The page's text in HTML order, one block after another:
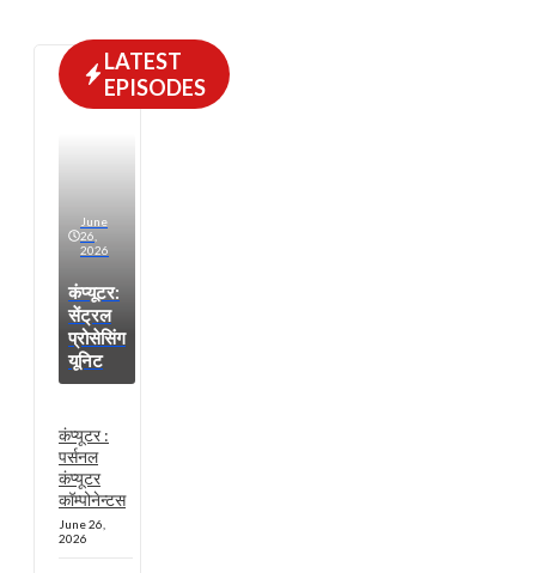
LATEST
EPISODES
June
26,
2026
कंप्यूटर:
सेंट्रल
प्रोसेसिंग
यूनिट
कंप्यूटर :
पर्सनल
कंप्यूटर
कॉम्पोनेन्टस
June 26,
2026